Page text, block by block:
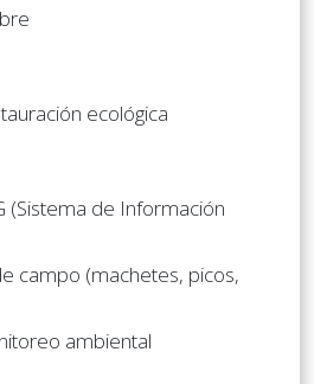
ecológica
(Sistema de Información
campo (machetes, picos,
ambiental